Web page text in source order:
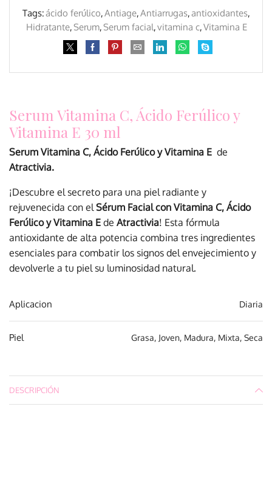
Tags:ácido ferúlico Antiage, Antiarrugas, antioxidantes,
Hidratante Serum Serum facial vitamina c Vitamina E
Serum Vitamina C, Ácido Ferúlico y
Vitamina E 30 ml
Serum Vitamina C, Ácido Ferúlico y Vitamina E de
Atractivia.
¡Descubre el secreto para una piel radiante y
rejuvenecida con el Sérum Facial con Vitamina C, Ácido
Ferúlico y Vitamina E de Atractivia! Esta fórmula
antioxidante de alta potencia combina tres ingredientes
esenciales para combatir los signos del envejecimiento y
devolverle a tu piel su luminosidad natural.
Aplicacion Diaria
Piel Grasa, Joven, Madura, Mixta, Seca
DESCRIPCIÓN